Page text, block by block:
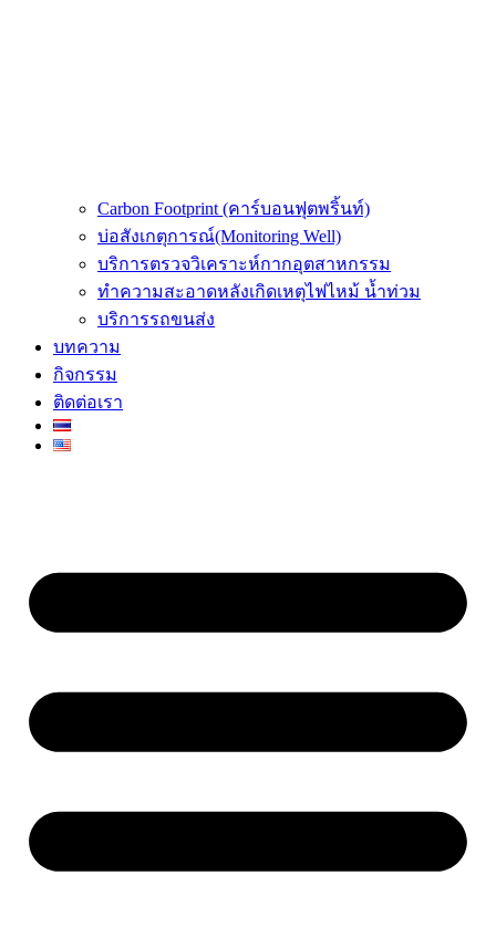
Carbon Footprint (คาร์บอนฟุตพริ้นท์)
บ่อสังเกตุการณ์(Monitoring Well)
บริการตรวจวิเคราะห์กากอุตสาหกรรม
ทำความสะอาดหลังเกิดเหตุไฟไหม้ น้ำท่วม
บริการรถขนส่ง
บทความ
กิจกรรม
ติดต่อเรา